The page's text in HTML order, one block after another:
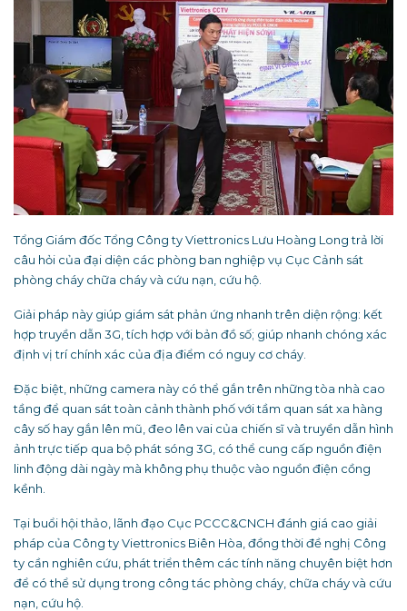
Tổng Giám đốc Tổng Công ty Viettronics Lưu Hoàng Long trả lời
câu hỏi của đại diện các phòng ban nghiệp vụ Cục Cảnh sát
phòng cháy chữa cháy và cứu nạn, cứu hộ.
Giải pháp này giúp giám sát phản ứng nhanh trên diện rộng: kết
hợp truyền dẫn 3G, tích hợp với bản đồ số; giúp nhanh chóng xác
định vị trí chính xác của địa điểm có nguy cơ cháy.
Đặc biệt, những camera này có thể gắn trên những tòa nhà cao
tầng để quan sát toàn cảnh thành phố với tầm quan sát xa hàng
cây số hay gắn lên mũ, đeo lên vai của chiến sĩ và truyền dẫn hình
ảnh trực tiếp qua bộ phát sóng 3G, có thể cung cấp nguồn điện
linh động dài ngày mà không phụ thuộc vào nguồn điện cồng
kềnh.
Tại buổi hội thảo, lãnh đạo Cục PCCC&CNCH đánh giá cao giải
pháp của Công ty Viettronics Biên Hòa, đồng thời đề nghị Công
ty cần nghiên cứu, phát triển thêm các tính năng chuyên biệt hơn
để có thể sử dụng trong công tác phòng cháy, chữa cháy và cứu
nạn, cứu hộ.